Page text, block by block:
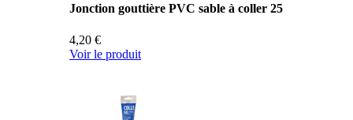
Jonction gouttière PVC sable à coller 25
4,20 €
Voir le produit